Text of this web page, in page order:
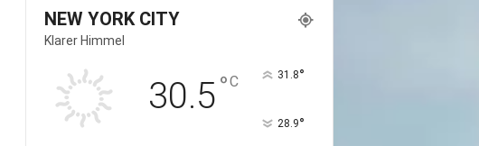
NEW YORK CITY
Klarer Himmel
30.5°C 31.8°
28.9°